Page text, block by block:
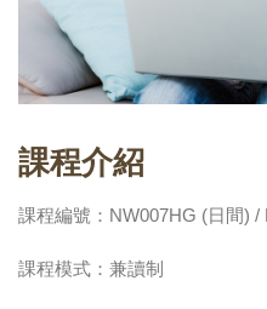
課程介紹
課程編號：NW007HG (日間) /
課程模式：兼讀制